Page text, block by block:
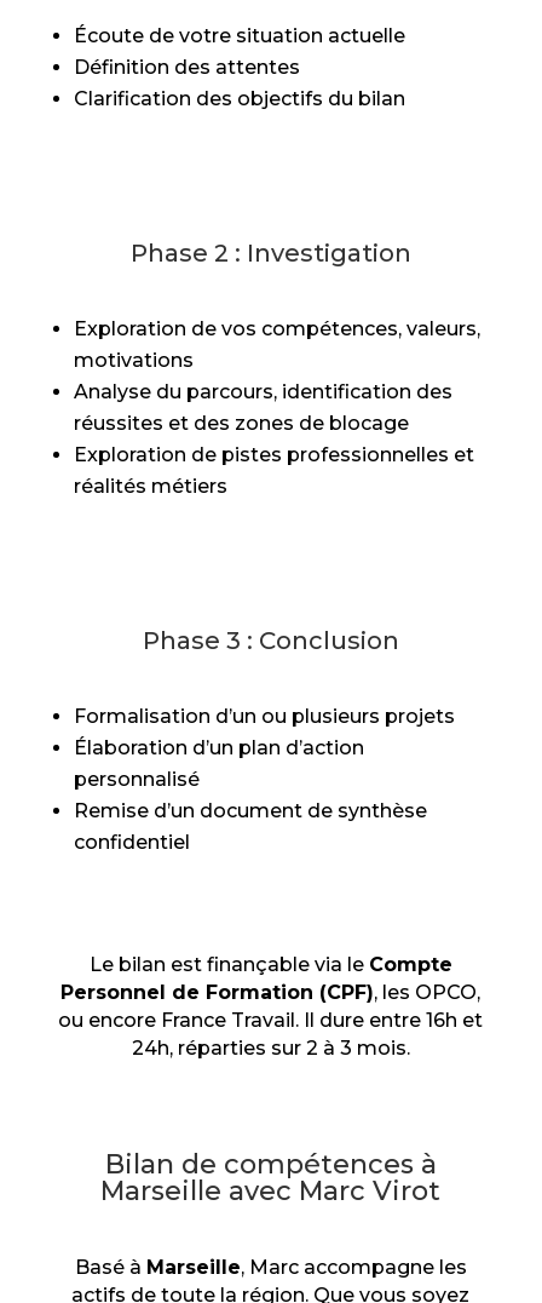
Écoute de votre situation actuelle
Définition des attentes
Clarification des objectifs du bilan
Phase 2 : Investigation
Exploration de vos compétences, valeurs,
motivations
Analyse du parcours, identification des
réussites et des zones de blocage
Exploration de pistes professionnelles et
réalités métiers
Phase 3 : Conclusion
Formalisation d’un ou plusieurs projets
Élaboration d’un plan d’action
personnalisé
Remise d’un document de synthèse
confidentiel
Le bilan est finançable via le Compte
Personnel de Formation (CPF), les OPCO,
ou encore France Travail. Il dure entre 16h et
24h, réparties sur 2 à 3 mois.
Bilan de compétences à
Marseille avec Marc Virot
Basé à Marseille, Marc accompagne les
actifs de toute la région. Que vous soyez